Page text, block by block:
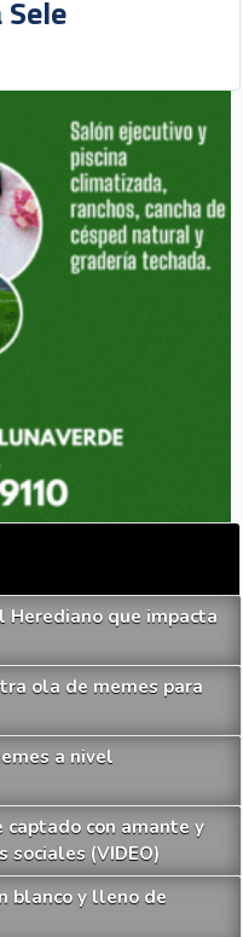
que impacta
ola de memes para
a nivel
con amante y
sociales (VIDEO)
blanco y lleno de